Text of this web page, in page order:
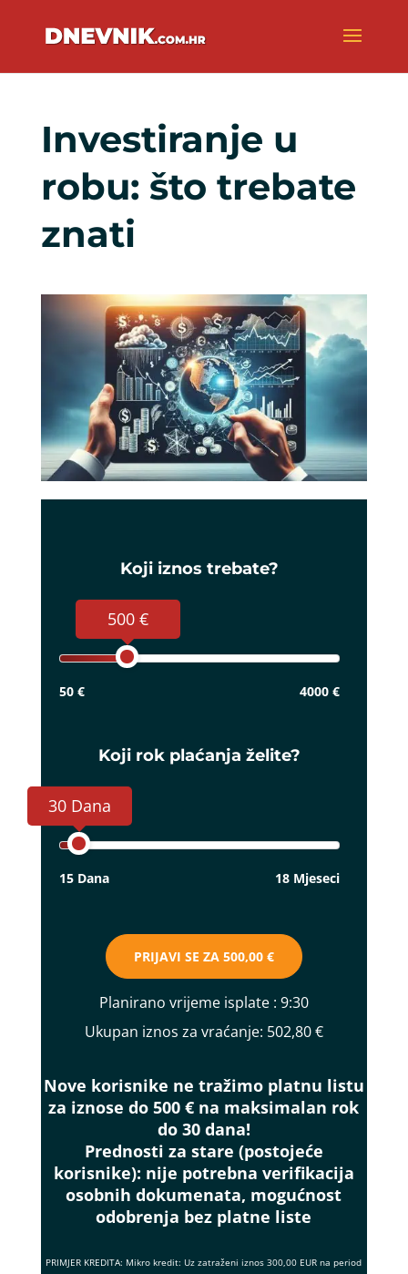
Investiranje u
robu: što trebate
znati
Koji iznos trebate?
500 €
50 € 4000 €
Koji rok plaćanja želite?
30 Dana
15 Dana 18 Mjeseci
PRIJAVI SE ZA 500,00 €
Planirano vrijeme isplate : 9:30
Ukupan iznos za vraćanje: 502,80 €
Nove korisnike ne tražimo platnu listu
za iznose do 500 € na maksimalan rok
do 30 dana!
Prednosti za stare (postojeće
korisnike): nije potrebna verifikacija
osobnih dokumenata, mogućnost
odobrenja bez platne liste
PRIMJER KREDITA: Mikro kredit: Uz zatraženi iznos 300,00 EUR na period